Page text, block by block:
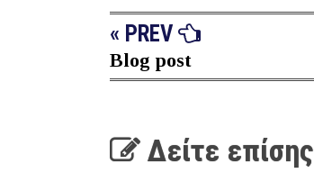
« PREV
Blog post
Δείτε επίσης